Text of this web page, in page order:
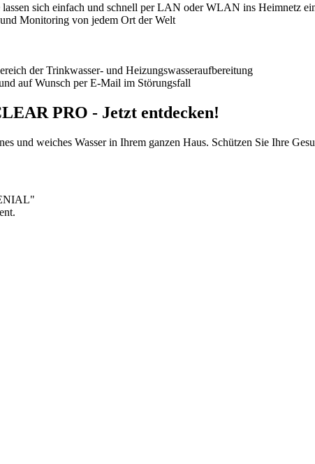
sich einfach und schnell per LAN oder WLAN ins Heimnetz
Monitoring von jedem Ort der Welt
der Trinkwasser- und Heizungswasseraufbereitung
auf Wunsch per E-Mail im Störungsfall
PRO - Jetzt entdecken!
und weiches Wasser in Ihrem ganzen Haus. Schützen Sie Ihre